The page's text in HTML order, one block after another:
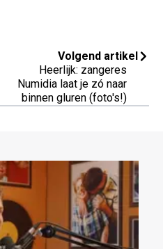
Volgend artikel
Heerlijk: zangeres
Numidia laat je zó naar
binnen gluren (foto's!)